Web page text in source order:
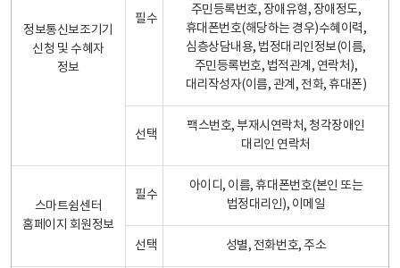
정보통신보조기기
신청 및 수혜자
정보
필수
주민등록번호, 장애유형, 장애정도,
휴대폰번호(해당하는 경우)수혜이력,
심층상담내용, 법정대리인정보(이름,
주민등록번호, 법적관계, 연락처),
대리작성자(이름, 관계, 전화, 휴대폰)
선택
팩스번호, 부재시연락처, 청각장애인
대리인 연락처
스마트쉼센터
홈페이지 회원정보
필수
아이디, 이름, 휴대폰번호(본인 또는
법정대리인), 이메일
선택 성별, 전화번호, 주소